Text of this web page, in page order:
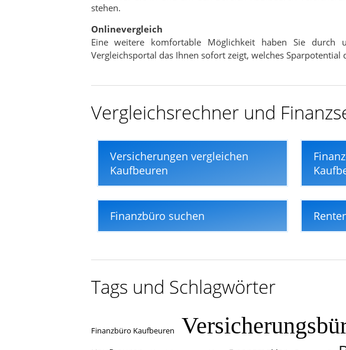
stehen.
Onlinevergleich
Eine weitere komfortable Möglichkeit haben Sie durch
Vergleichsportal das Ihnen sofort zeigt, welches
Vergleichsrechner und
Versicherungen vergleichen
Kaufbeuren
Finanzbüro suchen
Tags und Schlagwörter
Finanzbüro Kaufbeuren